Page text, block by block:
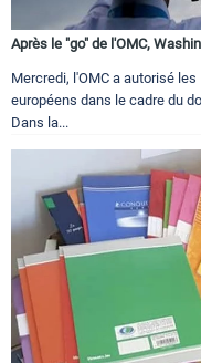
Après le "go" de l'OMC,
Mercredi, l'OMC a autorisé
européens dans le cadre du
Dans la...